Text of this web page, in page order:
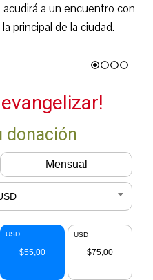
a un encuentro con
principal de la ciudad.